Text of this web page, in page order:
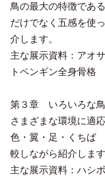
鳥の最大の特徴であ
だけでなく五感を使
介します。
主な展示資料：アオ
トペンギン全身骨格
第３章 いろいろな鳥
さまざまな環境に適
色・翼・足・くちば
較しながら紹介します
主な展示資料：ハシ